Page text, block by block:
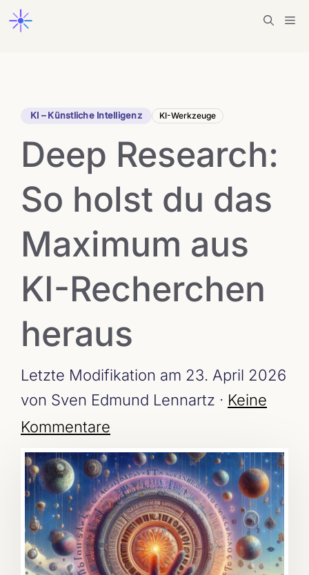
Zum
Inhalt
KI – Künstliche Intelligenz KI-Werkzeuge
Deep Research:
So holst du das
Maximum aus
KI-Recherchen
heraus
Letzte Modifikation am 23. April 2026
von Sven Edmund Lennartz · Keine
Kommentare